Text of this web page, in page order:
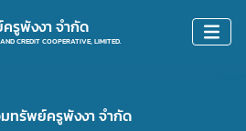
รูพังงา จำกัด
CREDIT COOPERATIVE, LIMITED.
ทรัพย์ครูพังงา จำกัด